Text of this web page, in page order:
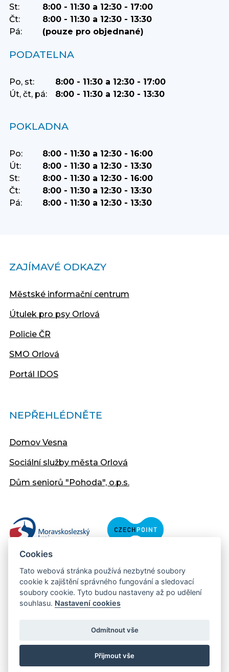
St:
8:00 - 11:30 a 12:30 - 17:00
Čt:
8:00 - 11:30 a 12:30 - 13:30
Pá:
(pouze pro objednané)
PODATELNA
Po, st:
8:00 - 11:30 a 12:30 - 17:00
Út, čt, pá:
8:00 - 11:30 a 12:30 - 13:30
POKLADNA
Po:
8:00 - 11:30 a 12:30 - 16:00
Út:
8:00 - 11:30 a 12:30 - 13:30
St:
8:00 - 11:30 a 12:30 - 16:00
Čt:
8:00 - 11:30 a 12:30 - 13:30
Pá:
8:00 - 11:30 a 12:30 - 13:30
ZAJÍMAVÉ ODKAZY
Městské informační centrum
Útulek pro psy Orlová
Policie ČR
SMO Orlová
Portál IDOS
NEPŘEHLÉDNĚTE
Domov Vesna
Sociální služby města Orlová
Dům seniorů "Pohoda", o.p.s.
Copyright © 2013 - 2026 Městský úřad Orlová
Cookies
Tato webová stránka používá nezbytné soubory
cookie k zajištění správného fungování a sledovací
soubory cookie. Tyto budou nastaveny až po udělení
souhlasu. Nastavení cookies
Odmítnout vše
Přijmout vše